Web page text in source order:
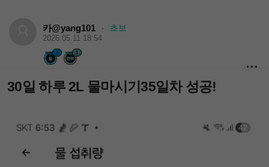
카@yang101 · 초보
2026.05.11 18:54
1 1
30일 하루 2L 물마시기35일차 성공!